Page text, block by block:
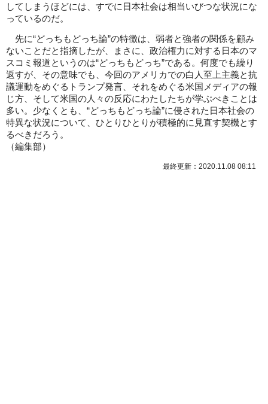
してしまうほどには、すでに日本社会は相当いびつな状況にな
っているのだ。
先に“どっちもどっち論”の特徴は、弱者と強者の関係を顧み
ないことだと指摘したが、まさに、政治権力に対する日本のマ
スコミ報道というのは“どっちもどっち”である。何度でも繰り
返すが、その意味でも、今回のアメリカでの白人至上主義と抗
議運動をめぐるトランプ発言、それをめぐる米国メディアの報
じ方、そして米国の人々の反応にわたしたちが学ぶべきことは
多い。少なくとも、“どっちもどっち論”に侵された日本社会の
特異な状況について、ひとりひとりが積極的に見直す契機とす
るべきだろう。
（編集部）
最終更新：2020.11.08 08:11